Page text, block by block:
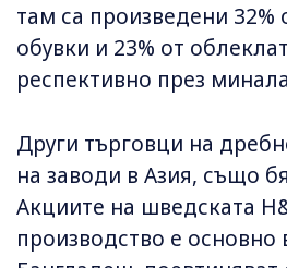
там са произведени 32%
обувки и 23% от
респективно през
Други търговци на
на заводи в Азия, също
Акциите на шведската
производство е основно